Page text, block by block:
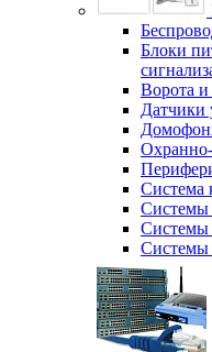
Блоки
Ворота
Датчики
Система
Системы
Системы
Системы